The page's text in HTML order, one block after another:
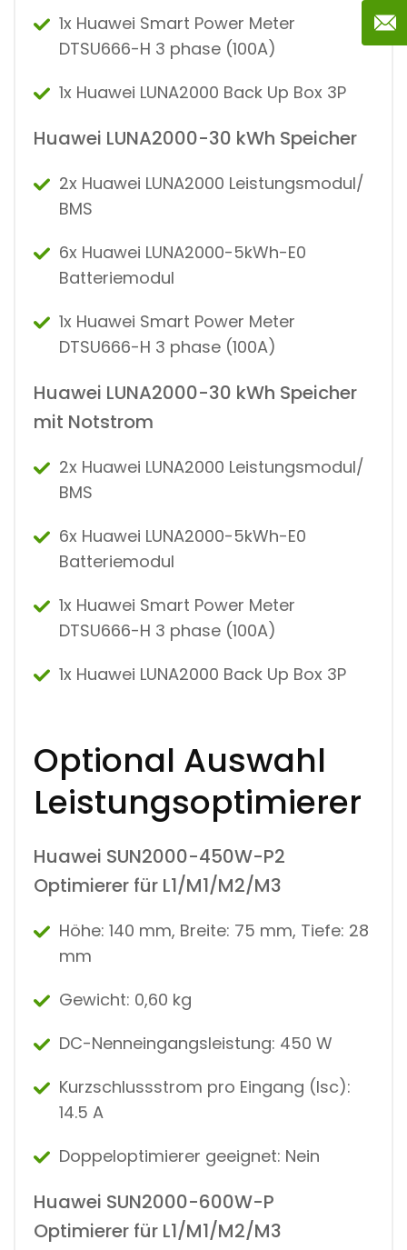
1x Huawei Smart Power Meter
DTSU666-H 3 phase (100A)
1x Huawei LUNA2000 Back Up Box 3P
Huawei LUNA2000-30 kWh Speicher
2x Huawei LUNA2000 Leistungsmodul/
BMS
6x Huawei LUNA2000-5kWh-E0
Batteriemodul
1x Huawei Smart Power Meter
DTSU666-H 3 phase (100A)
Huawei LUNA2000-30 kWh Speicher
mit Notstrom
2x Huawei LUNA2000 Leistungsmodul/
BMS
6x Huawei LUNA2000-5kWh-E0
Batteriemodul
1x Huawei Smart Power Meter
DTSU666-H 3 phase (100A)
1x Huawei LUNA2000 Back Up Box 3P
Optional Auswahl
Leistungsoptimierer
Huawei SUN2000-450W-P2
Optimierer für L1/M1/M2/M3
Höhe: 140 mm, Breite: 75 mm, Tiefe: 28
mm
Gewicht: 0,60 kg
DC-Nenneingangsleistung: 450 W
Kurzschlussstrom pro Eingang (Isc):
14.5 A
Doppeloptimierer geeignet: Nein
Huawei SUN2000-600W-P
Optimierer für L1/M1/M2/M3